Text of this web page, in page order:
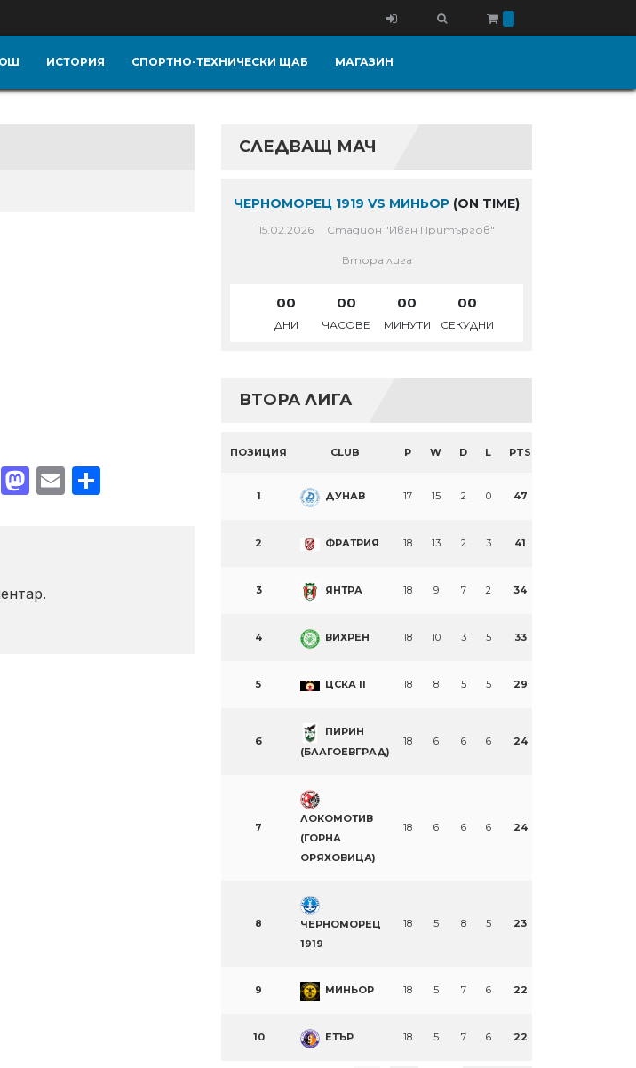
ИСТОРИЯ СПОРТНО-ТЕХНИЧЕСКИ ЩАБ МАГАЗИН
Mastodon
EmailShare
СЛЕДВАЩ МАЧ
ЧЕРНОМОРЕЦ 1919 VS МИНЬОР (ON TIME)
15.02.2026 Стадион "Иван Притъргов"
Втора лига
00
ДНИ
00
ЧАСОВЕ
00
МИНУТИ
00
СЕКУДНИ
ВТОРА ЛИГА
ПОЗИЦИЯ CLUB P W D L PTS
1 ДУНАВ 17 15 2 0 47
2 ФРАТРИЯ 18 13 2 3 41
3 ЯНТРА 18 9 7 2 34
4 ВИХРЕН 18 10 3 5 33
5 ЦСКА II 18 8 5 5 29
6
ПИРИН
(БЛАГОЕВГРАД)
18 6 6 6 24
7
ЛОКОМОТИВ
(ГОРНА
ОРЯХОВИЦА)
18 6 6 6 24
8
ЧЕРНОМОРЕЦ
1919
18 5 8 5 23
9 МИНЬОР 18 5 7 6 22
10 ЕТЪР 18 5 7 6 22